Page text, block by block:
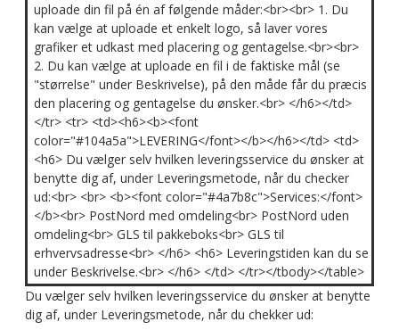
uploade din fil på én af følgende måder:<br><br> 1. Du
kan vælge at uploade et enkelt logo, så laver vores
grafiker et udkast med placering og gentagelse.<br><br>
2. Du kan vælge at uploade en fil i de faktiske mål (se
"størrelse" under Beskrivelse), på den måde får du præcis
den placering og gentagelse du ønsker.<br> </h6></td>
</tr> <tr> <td><h6><b><font
color="#104a5a">LEVERING</font></b></h6></td> <td>
<h6> Du vælger selv hvilken leveringsservice du ønsker at
benytte dig af, under Leveringsmetode, når du checker
ud:<br> <br> <b><font color="#4a7b8c">Services:</font>
</b><br> PostNord med omdeling<br> PostNord uden
omdeling<br> GLS til pakkeboks<br> GLS til
erhvervsadresse<br> </h6> <h6> Leveringstiden kan du se
under Beskrivelse.<br> </h6> </td> </tr></tbody></table>
Du vælger selv hvilken leveringsservice du ønsker at benytte
dig af, under Leveringsmetode, når du chekker ud: